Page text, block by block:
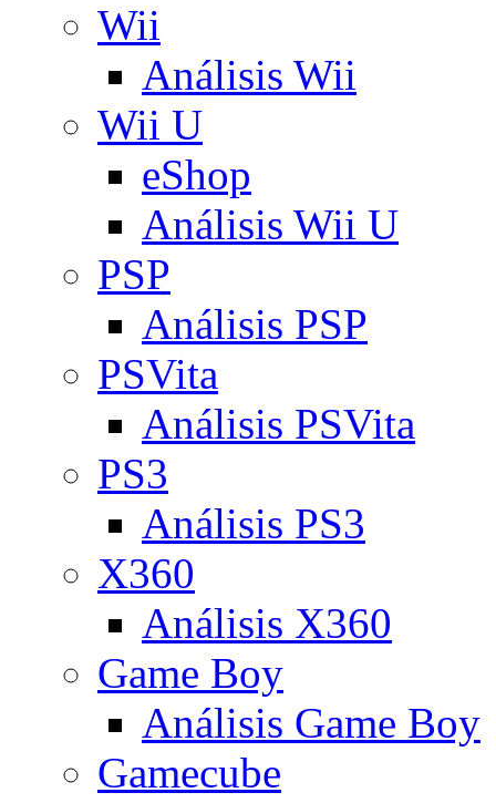
Wii
Análisis Wii
Wii U
eShop
Análisis Wii U
PSP
Análisis PSP
PSVita
Análisis PSVita
PS3
Análisis PS3
X360
Análisis X360
Game Boy
Análisis Game Boy
Gamecube